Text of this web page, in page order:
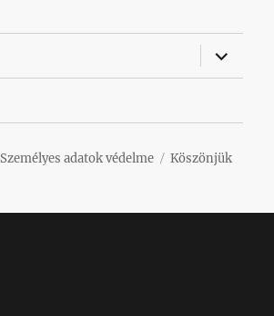
almenü
Személyes adatok védelme
Köszönjük